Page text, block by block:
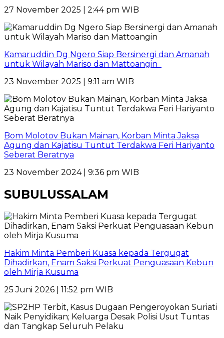
27 November 2025 | 2:44 pm WIB
Kamaruddin Dg Ngero Siap Bersinergi dan Amanah
untuk Wilayah Mariso dan Mattoangin
23 November 2025 | 9:11 am WIB
Bom Molotov Bukan Mainan, Korban Minta Jaksa
Agung dan Kajatisu Tuntut Terdakwa Feri Hariyanto
Seberat Beratnya
23 November 2024 | 9:36 pm WIB
SUBULUSSALAM
Hakim Minta Pemberi Kuasa kepada Tergugat
Dihadirkan, Enam Saksi Perkuat Penguasaan Kebun
oleh Mirja Kusuma
25 Juni 2026 | 11:52 pm WIB